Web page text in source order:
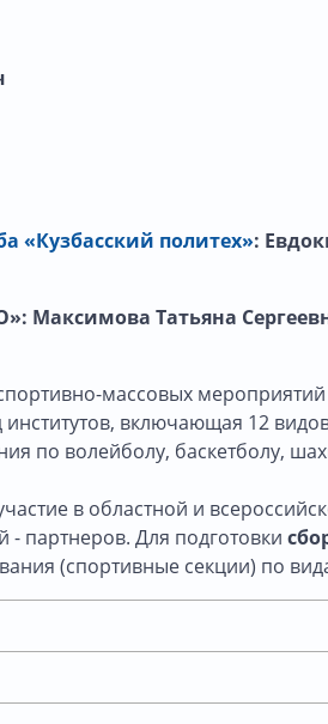
«Кузбасский политех»:
Максимова Татьяна
массовых
включающая 12
по волейболу, баскетболу,
в областной и
- партнеров. Для подготовки
(спортивные секции) по